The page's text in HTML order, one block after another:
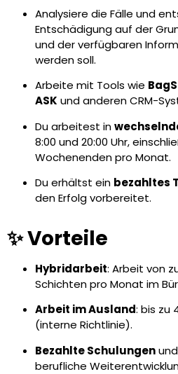
Analysiere die Fälle und
Entschädigung auf der
und der verfügbaren
werden soll.
Arbeite mit Tools wie
ASK und anderen CRM-
Du arbeitest in
8:00 und 20:00 Uhr,
Wochenenden pro Monat.
Du erhältst ein bezahltes
den Erfolg vorbereitet.
✨ Vorteile
Hybridarbeit: Arbeit von
Schichten pro Monat im
Arbeit im Ausland: bis zu
(interne Richtlinie).
Bezahlte Schulungen
berufliche